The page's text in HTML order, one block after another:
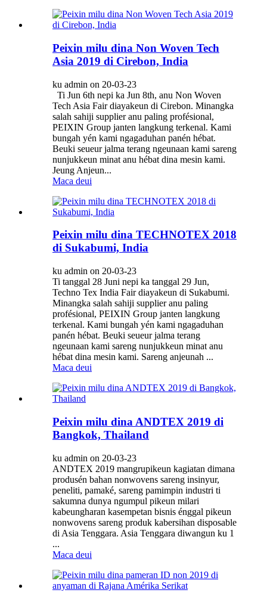
Peixin milu dina Non Woven Tech
Asia 2019 di Cirebon, India
ku admin on 20-03-23
Ti Jun 6th nepi ka Jun 8th, anu Non Woven
Tech Asia Fair diayakeun di Cirebon. Minangka
salah sahiji supplier anu paling profésional,
PEIXIN Group janten langkung terkenal. Kami
bungah yén kami ngagaduhan panén hébat.
Beuki seueur jalma terang ngeunaan kami sareng
nunjukkeun minat anu hébat dina mesin kami.
Jeung Anjeun...
Maca deui
Peixin milu dina TECHNOTEX 2018
di Sukabumi, India
ku admin on 20-03-23
Ti tanggal 28 Juni nepi ka tanggal 29 Jun,
Techno Tex India Fair diayakeun di Sukabumi.
Minangka salah sahiji supplier anu paling
profésional, PEIXIN Group janten langkung
terkenal. Kami bungah yén kami ngagaduhan
panén hébat. Beuki seueur jalma terang
ngeunaan kami sareng nunjukkeun minat anu
hébat dina mesin kami. Sareng anjeunah ...
Maca deui
Peixin milu dina ANDTEX 2019 di
Bangkok, Thailand
ku admin on 20-03-23
ANDTEX 2019 mangrupikeun kagiatan dimana
produsén bahan nonwovens sareng insinyur,
peneliti, pamaké, sareng pamimpin industri ti
sakumna dunya ngumpul pikeun milari
kabeungharan kasempetan bisnis énggal pikeun
nonwovens sareng produk kabersihan disposable
di Asia Tenggara. Asia Tenggara diwangun ku 1
...
Maca deui